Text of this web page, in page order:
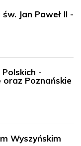
Jan Paweł II -
-
oraz Poznańskie
Wyszyńskim